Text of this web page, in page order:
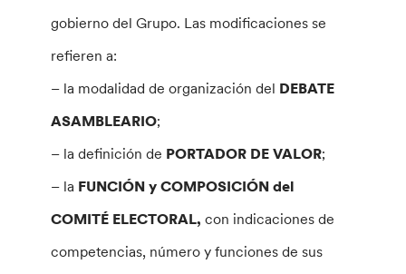
gobierno del Grupo. Las modificaciones se
refieren a:
– la modalidad de organización del DEBATE
ASAMBLEARIO;
– la definición de PORTADOR DE VALOR;
– la FUNCIÓN y COMPOSICIÓN del
COMITÉ ELECTORAL, con indicaciones de
competencias, número y funciones de sus